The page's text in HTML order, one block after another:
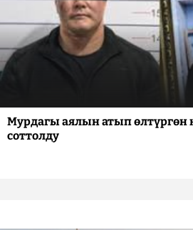
Мурдагы аялын атып
соттолду